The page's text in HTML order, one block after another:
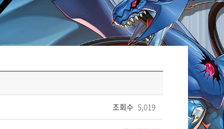
조회수 5,019